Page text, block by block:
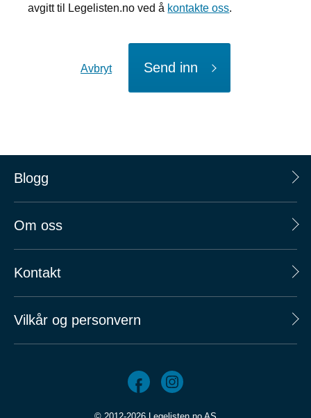
avgitt til Legelisten.no ved å kontakte oss.
Avbryt Send inn
Blogg
Om oss
Kontakt
Vilkår og personvern